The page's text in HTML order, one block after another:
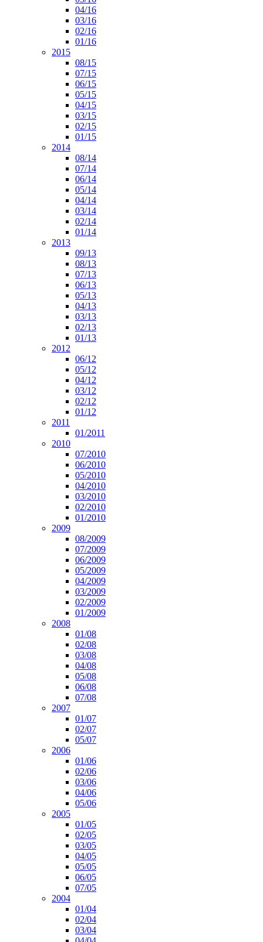
04/16
03/16
02/16
01/16
2015
08/15
07/15
06/15
05/15
04/15
03/15
02/15
01/15
2014
08/14
07/14
06/14
05/14
04/14
03/14
02/14
01/14
2013
09/13
08/13
07/13
06/13
05/13
04/13
03/13
02/13
01/13
2012
06/12
05/12
04/12
03/12
02/12
01/12
2011
01/2011
2010
07/2010
06/2010
05/2010
04/2010
03/2010
02/2010
01/2010
2009
08/2009
07/2009
06/2009
05/2009
04/2009
03/2009
02/2009
01/2009
2008
01/08
02/08
03/08
04/08
05/08
06/08
07/08
2007
01/07
02/07
05/07
2006
01/06
02/06
03/06
04/06
05/06
2005
01/05
02/05
03/05
04/05
05/05
06/05
07/05
2004
01/04
02/04
03/04